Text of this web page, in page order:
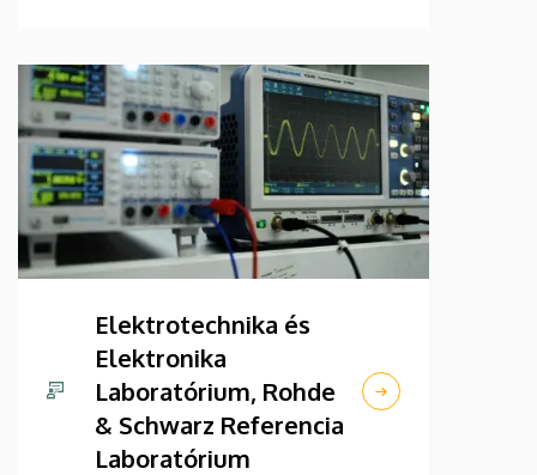
Elektrotechnika és
Elektronika
Laboratórium, Rohde
& Schwarz Referencia
Laboratórium